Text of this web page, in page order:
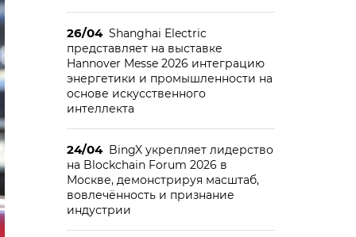
26/04 Shanghai Electric
представляет на выставке
Hannover Messe 2026 интеграцию
энергетики и промышленности на
основе искусственного
интеллекта
24/04 BingX укрепляет лидерство
на Blockchain Forum 2026 в
Москве, демонстрируя масштаб,
вовлечённость и признание
индустрии